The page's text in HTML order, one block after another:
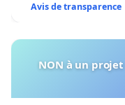
Avis de transparence
NON à un